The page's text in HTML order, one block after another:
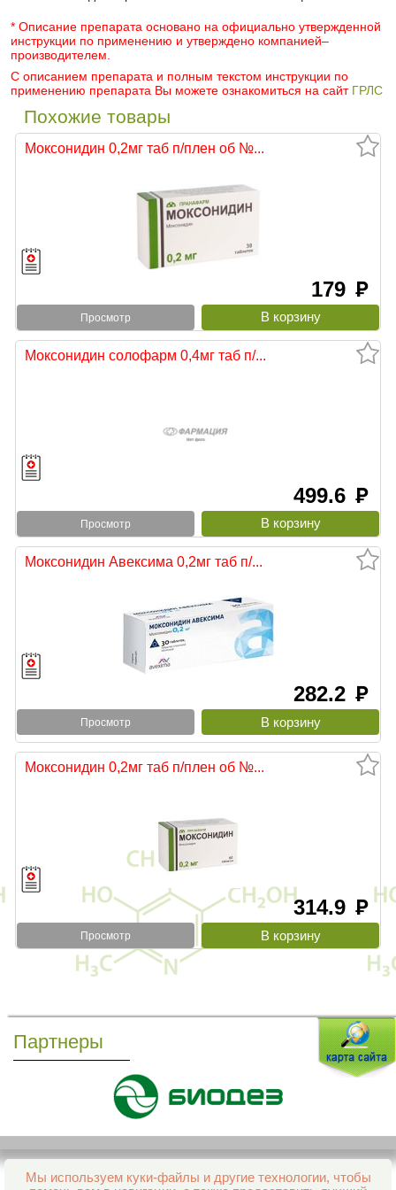
* Описание препарата основано на официально утвержденной
инструкции по применению и утверждено компанией–
производителем.
С описанием препарата и полным текстом инструкции по
применению препарата Вы можете ознакомиться на сайт ГРЛС
Похожие товары
Моксонидин 0,2мг таб п/плен об №...
179 руб
Просмотр
Моксонидин солофарм 0,4мг таб п/...
499.6 руб
Просмотр
Моксонидин Авексима 0,2мг таб п/...
282.2 руб
Просмотр
Моксонидин 0,2мг таб п/плен об №...
314.9 руб
Просмотр
Партнеры
Мы используем куки-файлы и другие технологии, чтобы
Все права защищены и охраняются законом